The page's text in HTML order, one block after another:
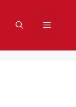
Menu